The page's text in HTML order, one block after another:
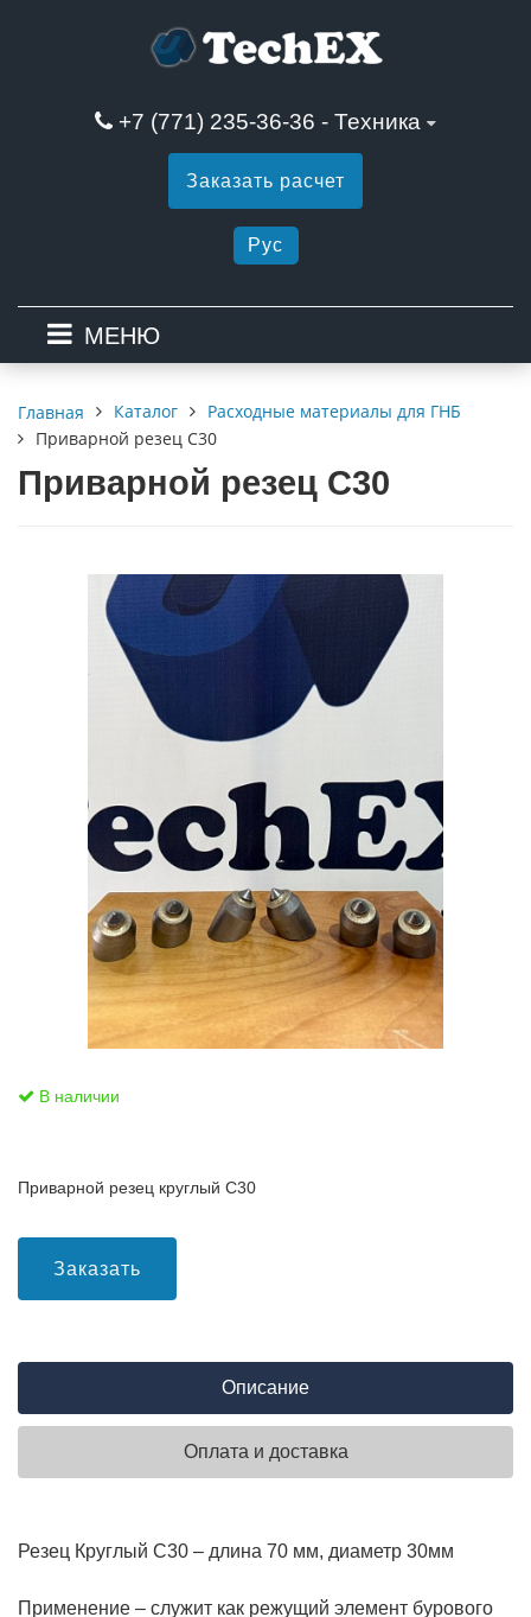
+7 (771) 235-36-36 - Техника
Заказать расчет
Рус
МЕНЮ
Главная Каталог
Расходные материалы для ГНБ
Приварной резец С30
Приварной резец С30
В наличии
Приварной резец круглый С30
Заказать
Описание
Оплата и доставка
Резец Круглый С30 – длина 70 мм, диаметр 30мм
Применение – служит как режущий элемент бурового